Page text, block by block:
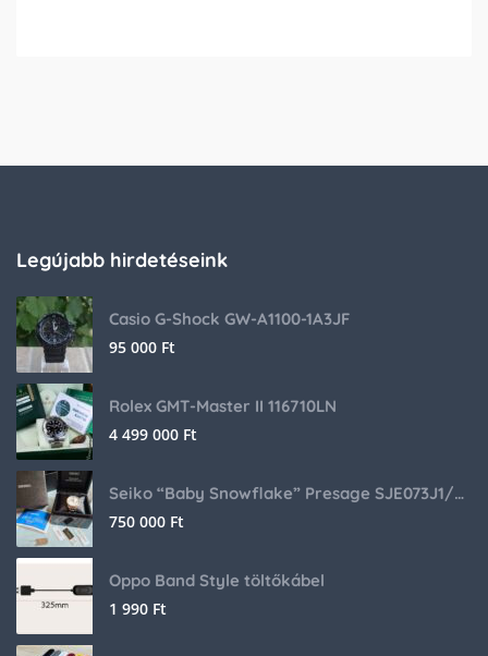
Legújabb hirdetéseink
Casio G-Shock GW-A1100-1A3JF
95 000 Ft
Rolex GMT-Master II 116710LN
4 499 000 Ft
Seiko “Baby Snowflake” Presage SJE073J1/SARA015 Limited Edition
750 000 Ft
Oppo Band Style töltőkábel
1 990 Ft